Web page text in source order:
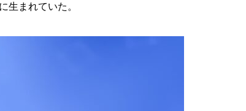
生まれていた。